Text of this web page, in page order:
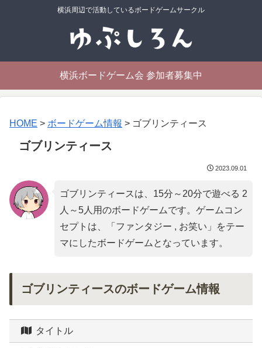
横浜周辺で活動しているボードゲームサークル
横浜ボードゲーム会 参加者募集中
HOME > ボードゲーム情報 > ゴブリンティース
ゴブリンティース
2023.09.01
ゴブリンティースは、15分～20分で遊べる 2
人～5人用のボードゲームです。ゲームコン
セプトは、「 ファンタジー , お笑い 」をテー
マにしたボードゲームとなっています。
ゴブリンティースのボードゲーム情報
タイトル